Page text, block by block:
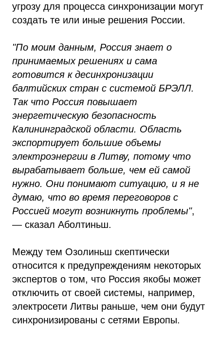
угрозу для процесса синхронизации могут
создать те или иные решения России.
"По моим данным, Россия знает о
принимаемых решениях и сама
готовится к десинхронизации
балтийских стран с системой БРЭЛЛ.
Так что Россия повышает
энергетическую безопасность
Калининградской области. Область
экспортирует большие объемы
электроэнергии в Литву, потому что
вырабатывает больше, чем ей самой
нужно. Они понимают ситуацию, и я не
думаю, что во время переговоров с
Россией могут возникнуть проблемы",
— сказал Аболтиньш.
Между тем Озолиньш скептически
относится к предупреждениям некоторых
экспертов о том, что Россия якобы может
отключить от своей системы, например,
электросети Литвы раньше, чем они будут
синхронизированы с сетями Европы.